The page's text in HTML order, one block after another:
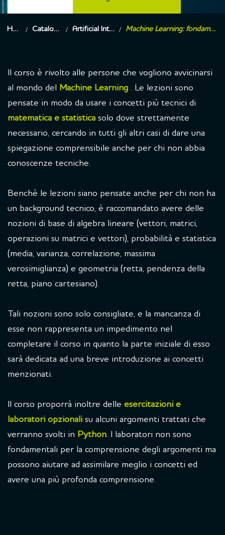
Home Catalogo corsi Artificial Intelligence Machine Learning: fondamenti e applicazioni
Il corso è rivolto alle persone che vogliono avvicinarsi
al mondo del
Machine Learning . Le lezioni sono
pensate in modo da usare i concetti più tecnici di
matematica e statistica solo dove strettamente
necessario, cercando in tutti gli altri casi di dare una
spiegazione comprensibile anche per chi non abbia
conoscenze tecniche.
Benchè le lezioni siano pensate anche per chi non ha
un background tecnico, è raccomandato avere delle
nozioni di base di algebra lineare (vettori, matrici,
operazioni su matrici e vettori), probabilità e statistica
(media, varianza, correlazione, massima
verosimiglianza) e geometria (retta, pendenza della
retta, piano cartesiano).
Tali nozioni sono solo consigliate, e la mancanza di
esse non rappresenta un impedimento nel
completare il corso in quanto la parte iniziale di esso
sarà dedicata ad una breve introduzione ai concetti
menzionati.
Il corso proporrà inoltre delle esercitazioni e
laboratori opzionali su alcuni argomenti trattati che
verranno svolti in Python . I laboratori non sono
fondamentali per la comprensione degli argomenti ma
possono aiutare ad assimilare meglio i concetti ed
avere una più profonda comprensione.